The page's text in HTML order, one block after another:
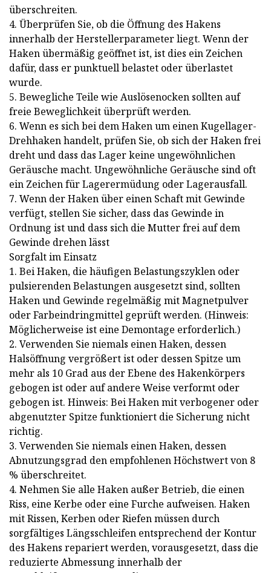
überschreiten.
4. Überprüfen Sie, ob die Öffnung des Hakens
innerhalb der Herstellerparameter liegt. Wenn der
Haken übermäßig geöffnet ist, ist dies ein Zeichen
dafür, dass er punktuell belastet oder überlastet
wurde.
5. Bewegliche Teile wie Auslösenocken sollten auf
freie Beweglichkeit überprüft werden.
6. Wenn es sich bei dem Haken um einen Kugellager-
Drehhaken handelt, prüfen Sie, ob sich der Haken frei
dreht und dass das Lager keine ungewöhnlichen
Geräusche macht. Ungewöhnliche Geräusche sind oft
ein Zeichen für Lagerermüdung oder Lagerausfall.
7. Wenn der Haken über einen Schaft mit Gewinde
verfügt, stellen Sie sicher, dass das Gewinde in
Ordnung ist und dass sich die Mutter frei auf dem
Gewinde drehen lässt
Sorgfalt im Einsatz
1. Bei Haken, die häufigen Belastungszyklen oder
pulsierenden Belastungen ausgesetzt sind, sollten
Haken und Gewinde regelmäßig mit Magnetpulver
oder Farbeindringmittel geprüft werden. (Hinweis:
Möglicherweise ist eine Demontage erforderlich.)
2. Verwenden Sie niemals einen Haken, dessen
Halsöffnung vergrößert ist oder dessen Spitze um
mehr als 10 Grad aus der Ebene des Hakenkörpers
gebogen ist oder auf andere Weise verformt oder
gebogen ist. Hinweis: Bei Haken mit verbogener oder
abgenutzter Spitze funktioniert die Sicherung nicht
richtig.
3. Verwenden Sie niemals einen Haken, dessen
Abnutzungsgrad den empfohlenen Höchstwert von 8
% überschreitet.
4. Nehmen Sie alle Haken außer Betrieb, die einen
Riss, eine Kerbe oder eine Furche aufweisen. Haken
mit Rissen, Kerben oder Riefen müssen durch
sorgfältiges Längsschleifen entsprechend der Kontur
des Hakens repariert werden, vorausgesetzt, dass die
reduzierte Abmessung innerhalb der